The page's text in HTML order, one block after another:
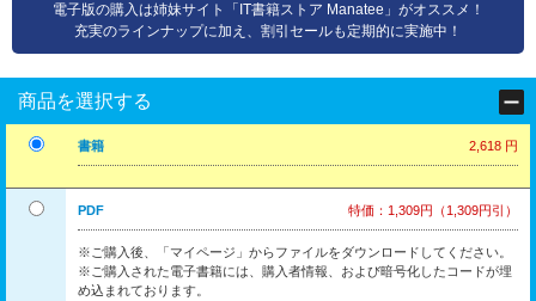
電子版の購入は姉妹サイト「IT書籍ストア Manatee」がオススメ！
充実のラインナップに加え、割引セールも定期的に実施中！
商品を選択する
書籍 2,618 円
PDF 特価：1,309円（1,309円引）
※ご購入後、「マイページ」からファイルをダウンロードしてください。
※ご購入された電子書籍には、購入者情報、および暗号化したコードが埋
め込まれております。